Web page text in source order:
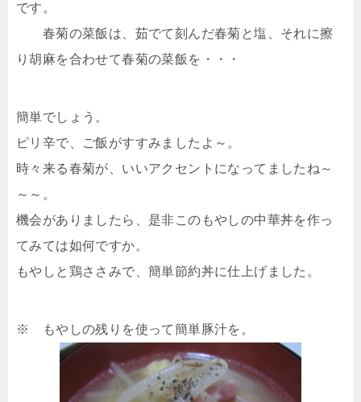
です。
春菊の菜飯は、茹でて刻んだ春菊と塩、それに擦
り胡麻を合わせて春菊の菜飯を・・・
簡単でしょう。
ピリ辛で、ご飯がすすみましたよ～。
時々来る春菊が、いいアクセントになってましたね～
～～。
機会がありましたら、是非このもやしの中華丼を作っ
てみては如何ですか。
もやしと鶏ささみで、簡単節約丼に仕上げました。
※ もやしの残りを使って簡単豚汁を。